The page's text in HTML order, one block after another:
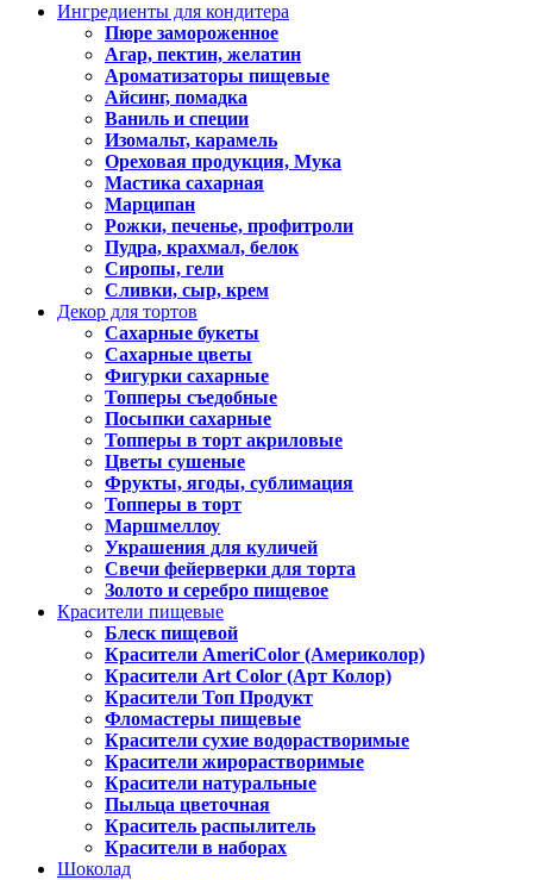
Ингредиенты для кондитера
Пюре замороженное
Агар, пектин, желатин
Ароматизаторы пищевые
Айсинг, помадка
Ваниль и специи
Изомальт, карамель
Ореховая продукция, Мука
Мастика сахарная
Марципан
Рожки, печенье, профитроли
Пудра, крахмал, белок
Сиропы, гели
Сливки, сыр, крем
Декор для тортов
Сахарные букеты
Сахарные цветы
Фигурки сахарные
Топперы съедобные
Посыпки сахарные
Топперы в торт акриловые
Цветы сушеные
Фрукты, ягоды, сублимация
Топперы в торт
Маршмеллоу
Украшения для куличей
Свечи фейерверки для торта
Золото и серебро пищевое
Красители пищевые
Блеск пищевой
Красители AmeriColor (Америколор)
Красители Art Color (Арт Колор)
Красители Топ Продукт
Фломастеры пищевые
Красители сухие водорастворимые
Красители жирорастворимые
Красители натуральные
Пыльца цветочная
Краситель распылитель
Красители в наборах
Шоколад